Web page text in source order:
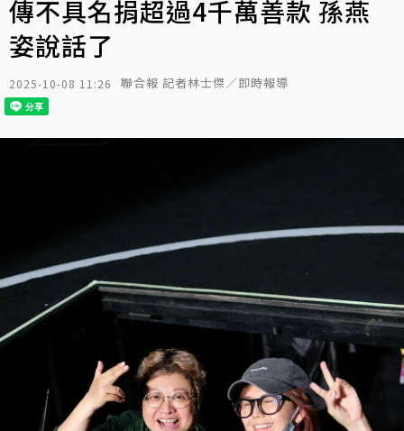
傳不具名捐超過4千萬善款 孫燕
姿說話了
2025-10-08 11:26 聯合報 記者林士傑／即時報導